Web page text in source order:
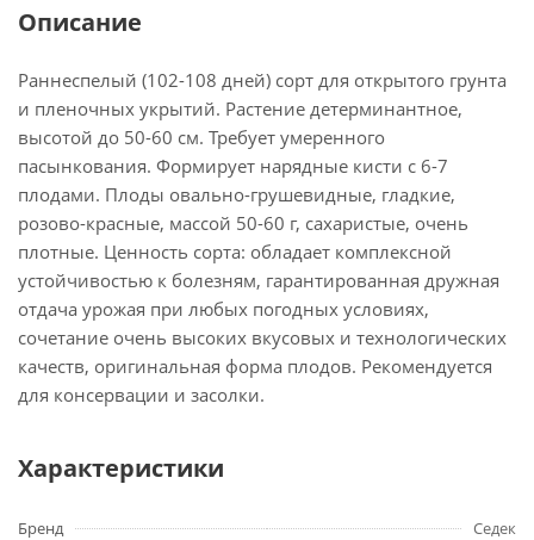
Описание
Раннеспелый (102-108 дней) сорт для открытого грунта
и пленочных укрытий. Растение детерминантное,
высотой до 50-60 см. Требует умеренного
пасынкования. Формирует нарядные кисти с 6-7
плодами. Плоды овально-грушевидные, гладкие,
розово-красные, массой 50-60 г, сахаристые, очень
плотные. Ценность сорта: обладает комплексной
устойчивостью к болезням, гарантированная дружная
отдача урожая при любых погодных условиях,
сочетание очень высоких вкусовых и технологических
качеств, оригинальная форма плодов. Рекомендуется
для консервации и засолки.
Характеристики
Бренд
Седек